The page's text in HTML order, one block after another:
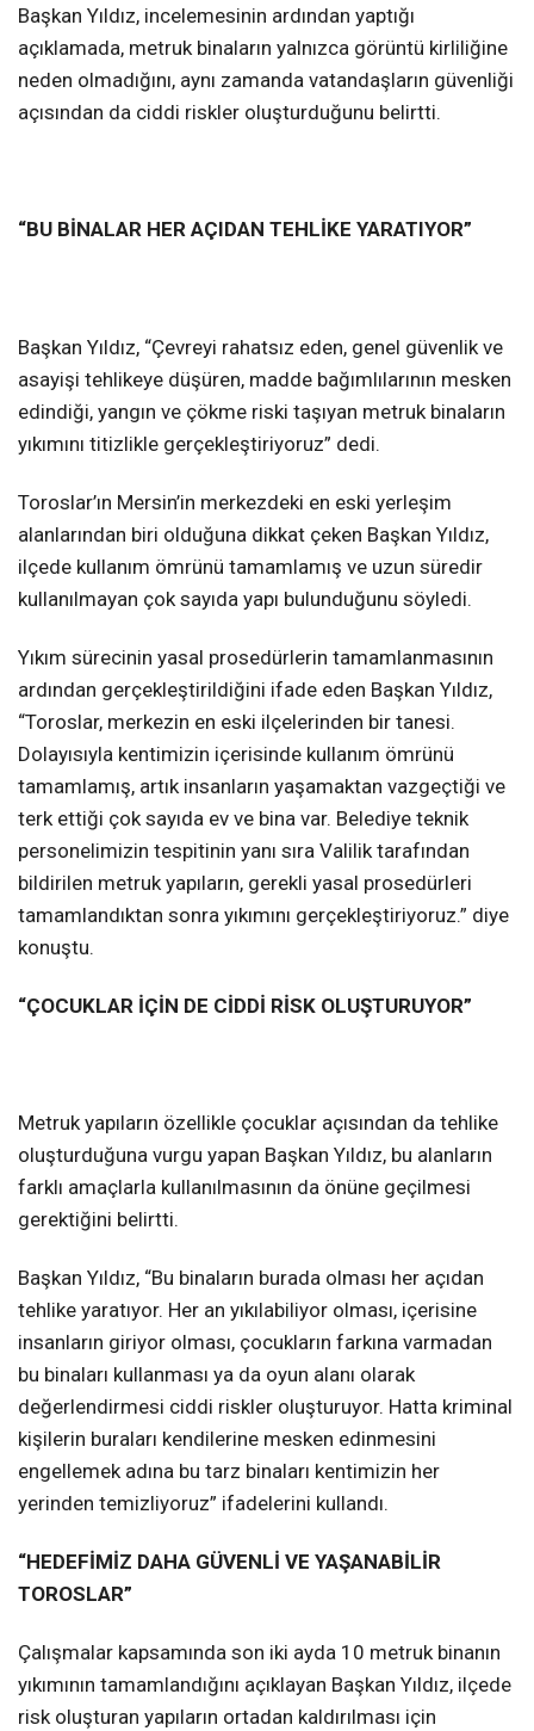
Başkan Yıldız, incelemesinin ardından yaptığı
açıklamada, metruk binaların yalnızca görüntü kirliliğine
neden olmadığını, aynı zamanda vatandaşların güvenliği
açısından da ciddi riskler oluşturduğunu belirtti.
“BU BİNALAR HER AÇIDAN TEHLİKE YARATIYOR”
Başkan Yıldız, “Çevreyi rahatsız eden, genel güvenlik ve
asayişi tehlikeye düşüren, madde bağımlılarının mesken
edindiği, yangın ve çökme riski taşıyan metruk binaların
yıkımını titizlikle gerçekleştiriyoruz” dedi.
Toroslar’ın Mersin’in merkezdeki en eski yerleşim
alanlarından biri olduğuna dikkat çeken Başkan Yıldız,
ilçede kullanım ömrünü tamamlamış ve uzun süredir
kullanılmayan çok sayıda yapı bulunduğunu söyledi.
Yıkım sürecinin yasal prosedürlerin tamamlanmasının
ardından gerçekleştirildiğini ifade eden Başkan Yıldız,
“Toroslar, merkezin en eski ilçelerinden bir tanesi.
Dolayısıyla kentimizin içerisinde kullanım ömrünü
tamamlamış, artık insanların yaşamaktan vazgeçtiği ve
terk ettiği çok sayıda ev ve bina var. Belediye teknik
personelimizin tespitinin yanı sıra Valilik tarafından
bildirilen metruk yapıların, gerekli yasal prosedürleri
tamamlandıktan sonra yıkımını gerçekleştiriyoruz.” diye
konuştu.
“ÇOCUKLAR İÇİN DE CİDDİ RİSK OLUŞTURUYOR”
Metruk yapıların özellikle çocuklar açısından da tehlike
oluşturduğuna vurgu yapan Başkan Yıldız, bu alanların
farklı amaçlarla kullanılmasının da önüne geçilmesi
gerektiğini belirtti.
Başkan Yıldız, “Bu binaların burada olması her açıdan
tehlike yaratıyor. Her an yıkılabiliyor olması, içerisine
insanların giriyor olması, çocukların farkına varmadan
bu binaları kullanması ya da oyun alanı olarak
değerlendirmesi ciddi riskler oluşturuyor. Hatta kriminal
kişilerin buraları kendilerine mesken edinmesini
engellemek adına bu tarz binaları kentimizin her
yerinden temizliyoruz” ifadelerini kullandı.
“HEDEFİMİZ DAHA GÜVENLİ VE YAŞANABİLİR
TOROSLAR”
Çalışmalar kapsamında son iki ayda 10 metruk binanın
yıkımının tamamlandığını açıklayan Başkan Yıldız, ilçede
risk oluşturan yapıların ortadan kaldırılması için